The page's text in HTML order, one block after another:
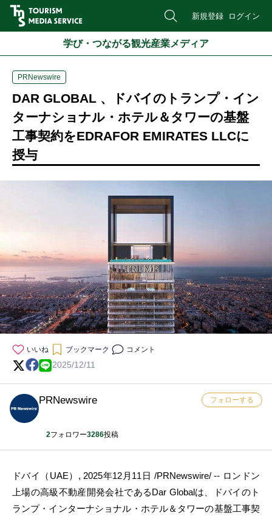
新規登録 ログイン
学び・つながる観光産業メディア
PRNewswire
DAR GLOBAL 、ドバイのトランプ・イン
ターナショナル・ホテル＆タワーの基盤
工事契約をEDRAFOR EMIRATES LLCに
授与
いいね ブックマーク コメント
2025/12/11
PRNewswire
2フォロワー3286投稿
フォローする
ドバイ（UAE） , 2025年12月11日 /PRNewswire/ -- ロンドン
上場の高級不動産開発会社であるDar Globalは、ドバイのト
ランプ・インターナショナル・ホテル＆タワーの基盤工事契